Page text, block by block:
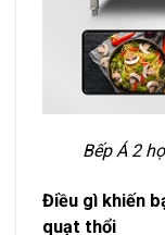
Bếp Á 2
Điều gì khiến
quạt thổi